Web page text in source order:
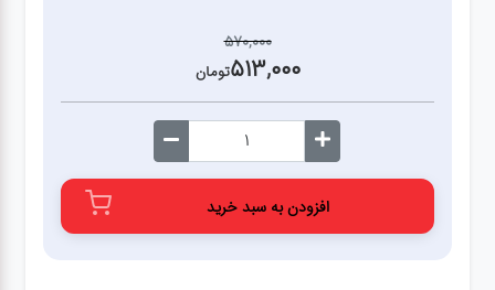
سطل
عطر،خوشبو کننده
570,000
513,000تومان
افزودن به سبد خرید